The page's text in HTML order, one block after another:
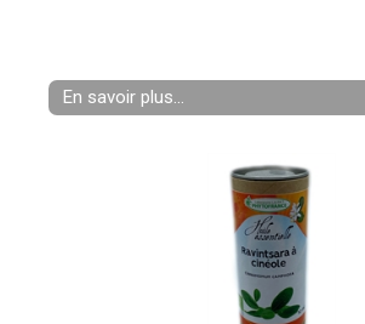
En savoir plus...